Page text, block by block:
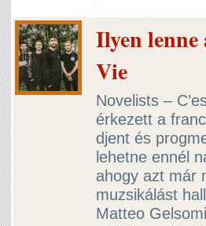
Ilyen lenne
Vie
Novelists –
érkezett a
djent és
lehetne ennél
ahogy azt már
muzsikálást
Matteo